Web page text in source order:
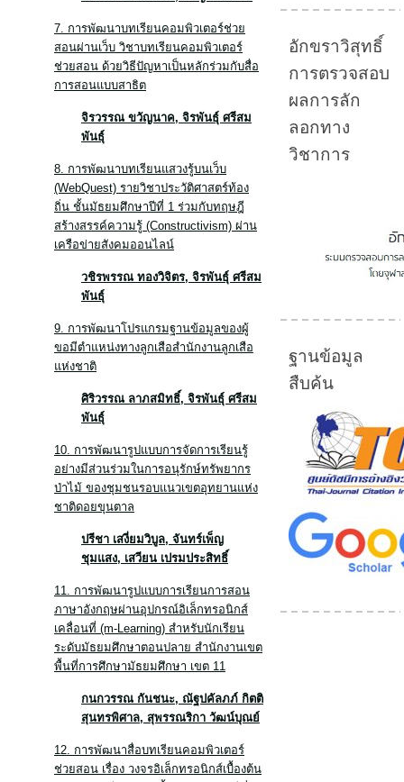
7. การพัฒนาบทเรียนคอมพิวเตอร์ช่วย
สอนผ่านเว็บ วิชาบทเรียนคอมพิวเตอร์
ช่วยสอน ด้วยวิธีปัญหาเป็นหลักร่วมกับสื่อ
การสอนแบบสาธิต
จิรวรรณ ขวัญนาค, จิรพันธุ์ ศรีสม
พันธุ์
8. การพัฒนาบทเรียนแสวงรู้บนเว็บ
(WebQuest) รายวิชาประวัติศาสตร์ท้อง
ถิ่น ชั้นมัธยมศึกษาปีที่ 1 ร่วมกับทฤษฎี
สร้างสรรค์ความรู้ (Constructivism) ผ่าน
เครือข่ายสังคมออนไลน์
วชิรพรรณ ทองวิจิตร, จิรพันธุ์ ศรีสม
พันธุ์
9. การพัฒนาโปรแกรมฐานข้อมูลของผู้
ขอมีตำแหน่งทางลูกเสือสำนักงานลูกเสือ
แห่งชาติ
ศิริวรรณ ลาภสมิทธิ์, จิรพันธุ์ ศรีสม
พันธุ์
10. การพัฒนารูปแบบการจัดการเรียนรู้
อย่างมีส่วนร่วมในการอนุรักษ์ทรัพยากร
ป่าไม้ ของชุมชนรอบแนวเขตอุทยานแห่ง
ชาติดอยขุนตาล
ปรีชา เสงี่ยมวิบูล, จันทร์เพ็ญ
ชุมแสง, เสวียน เปรมประสิทธิ์
11. การพัฒนารูปแบบการเรียนการสอน
ภาษาอังกฤษผ่านอุปกรณ์อิเล็กทรอนิกส์
เคลื่อนที่ (m-Learning) สำหรับนักเรียน
ระดับมัธยมศึกษาตอนปลาย สำนักงานเขต
พื้นที่การศึกษามัธยมศึกษา เขต 11
กนกวรรณ กันชนะ, ณัฐปคัลภภ์ กิตติ
สุนทรพิศาล, สุพรรณริกา วัฒน์บุณย์
12. การพัฒนาสื่อบทเรียนคอมพิวเตอร์
ช่วยสอน เรื่อง วงจรอิเล็กทรอนิกส์เบื้องต้น
อักขราวิสุทธิ์
การตรวจสอบ
ผลการลัก
ลอกทาง
วิชาการ
ฐานข้อมูล
สืบค้น